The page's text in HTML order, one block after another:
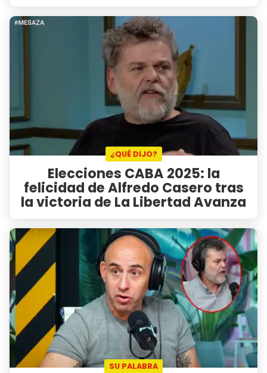
¿QUÉ DIJO?
Elecciones CABA 2025: la
felicidad de Alfredo Casero tras
la victoria de La Libertad Avanza
SU PALABRA